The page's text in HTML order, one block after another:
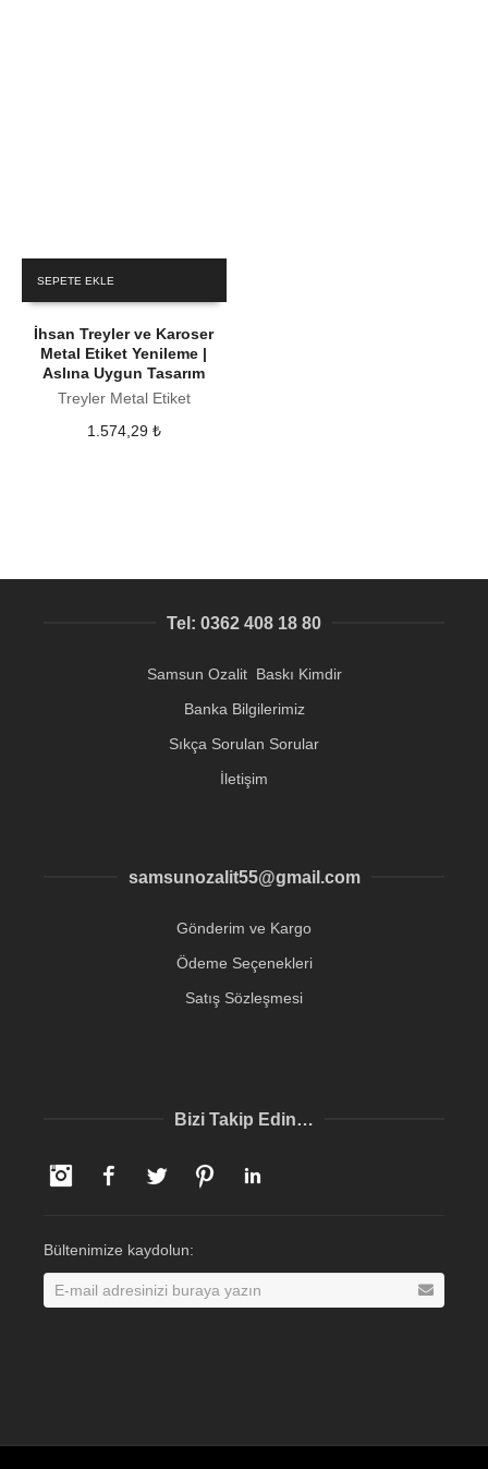
SEPETE EKLE
İhsan Treyler ve Karoser
Metal Etiket Yenileme |
Aslına Uygun Tasarım
Treyler Metal Etiket
1.574,29 ₺
Tel: 0362 408 18 80
Samsun Ozalit Baskı Kimdir
Banka Bilgilerimiz
Sıkça Sorulan Sorular
İletişim
samsunozalit55@gmail.com
Gönderim ve Kargo
Ödeme Seçenekleri
Satış Sözleşmesi
Bizi Takip Edin…
InstagramFacebookTwitter Pinterest
Bültenimize kaydolun: